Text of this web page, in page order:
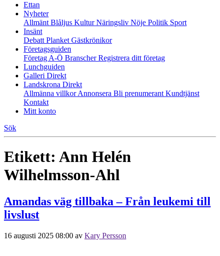
Ettan
Nyheter
Allmänt Blåljus KulturNäringsliv Nöje Politik Sport
Insänt
Debatt Planket Gästkrönikor
Företagsguiden
Företag A-Ö BranscherRegistrera ditt företag
Lunchguiden
Galleri Direkt
Landskrona Direkt
Allmänna villkorAnnonsera Bli prenumerant Kundtjänst
Kontakt
Mitt konto
Sök
Etikett: Ann Helén
Wilhelmsson-Ahl
Amandas väg tillbaka – Från leukemi till
livslust
16 augusti 2025 08:00 av Kary Persson